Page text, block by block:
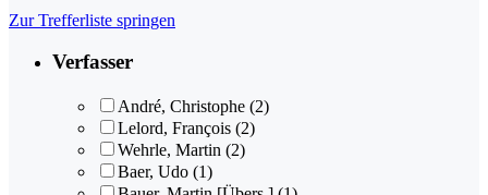
Zur Trefferliste springen
Verfasser
André, Christophe (2)
Lelord, François (2)
Wehrle, Martin (2)
Baer, Udo (1)